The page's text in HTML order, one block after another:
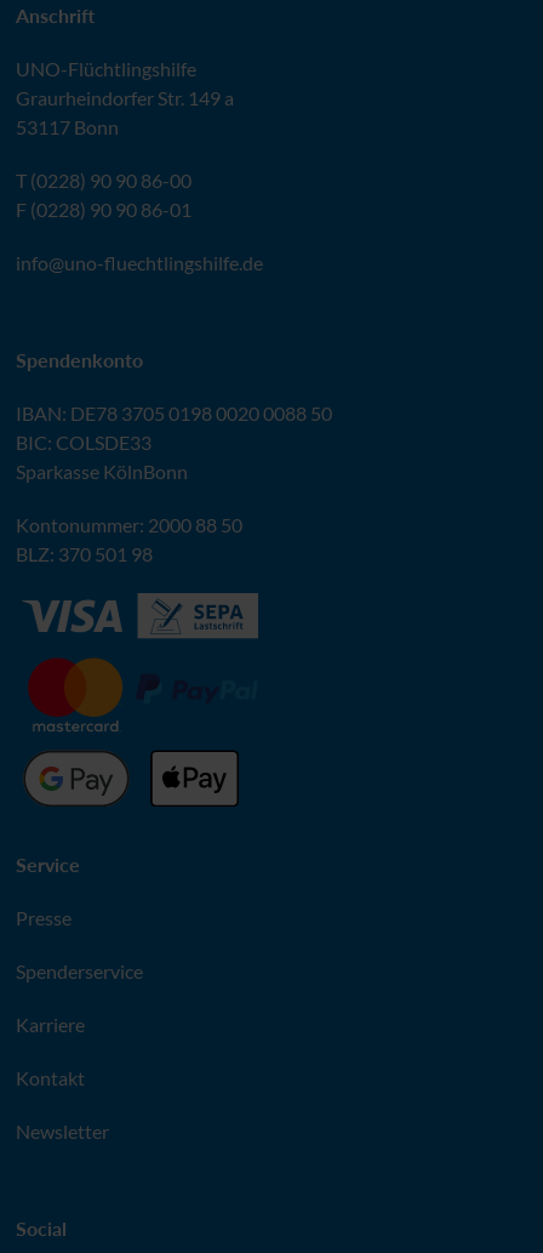
Anschrift
UNO-Flüchtlingshilfe
Graurheindorfer Str. 149 a
53117 Bonn
T (0228) 90 90 86-00
F (0228) 90 90 86-01
info@uno-fluechtlingshilfe.de
Spendenkonto
IBAN: DE78 3705 0198 0020 0088 50
BIC: COLSDE33
Sparkasse KölnBonn
Kontonummer: 2000 88 50
BLZ: 370 501 98
Service
Presse
Spenderservice
Karriere
Kontakt
Newsletter
Social